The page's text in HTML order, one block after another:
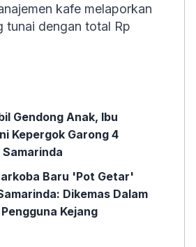
kafe melaporkan
tunai dengan total Rp
Gendong Anak, Ibu
Kepergok Garong 4
Baru 'Pot Getar'
Dikemas Dalam
Kejang